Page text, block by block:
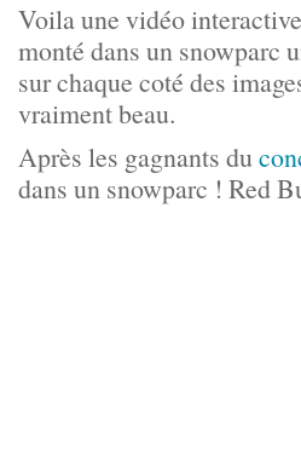
Voila une vidéo
monté dans un snowparc
sur chaque coté des
vraiment beau.
Après les gagnants du
dans un snowparc ! Red